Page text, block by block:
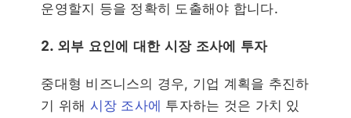
운영할지 등을 정확히 도출해야 합니다.
2. 외부 요인에 대한 시장 조사에 투자
중대형 비즈니스의 경우, 기업 계획을 추진하
기 위해 시장 조사에 투자하는 것은 가치 있